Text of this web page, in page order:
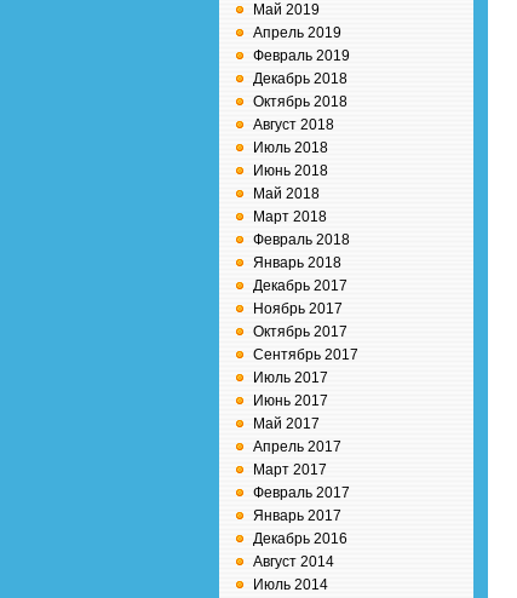
Май 2019
Апрель 2019
Февраль 2019
Декабрь 2018
Октябрь 2018
Август 2018
Июль 2018
Июнь 2018
Май 2018
Март 2018
Февраль 2018
Январь 2018
Декабрь 2017
Ноябрь 2017
Октябрь 2017
Сентябрь 2017
Июль 2017
Июнь 2017
Май 2017
Апрель 2017
Март 2017
Февраль 2017
Январь 2017
Декабрь 2016
Август 2014
Июль 2014